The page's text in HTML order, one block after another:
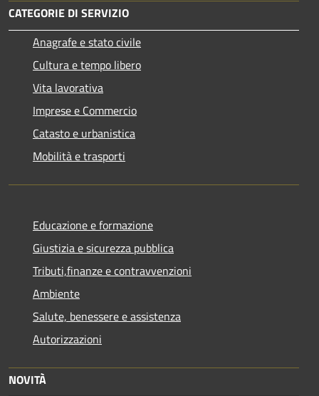
CATEGORIE DI SERVIZIO
Anagrafe e stato civile
Cultura e tempo libero
Vita lavorativa
Imprese e Commercio
Catasto e urbanistica
Mobilità e trasporti
Educazione e formazione
Giustizia e sicurezza pubblica
Tributi,finanze e contravvenzioni
Ambiente
Salute, benessere e assistenza
Autorizzazioni
NOVITÀ